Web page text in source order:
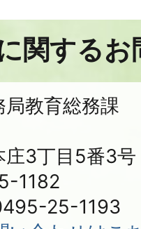
関する
教育総務課
庄3丁目5番3号
1182
25-1193